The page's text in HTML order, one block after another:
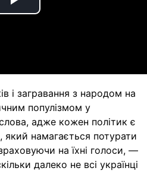
Play
і загравання з народом на
популізмом у
адже кожен політик є
який намагається потурати
на їхні голоси, —
далеко не всі українці